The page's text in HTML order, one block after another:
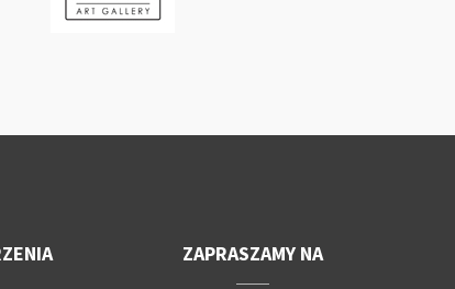
ZAPRASZAMY NA